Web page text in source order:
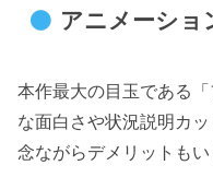
アニメーショ
本作最大の目玉である
な面白さや状況説明カ
念ながらデメリットもい